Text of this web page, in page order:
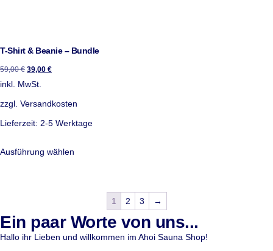
T-Shirt & Beanie – Bundle
59,00€ 39,00 €
inkl. MwSt.
zzgl. Versandkosten
Lieferzeit: 2-5 Werktage
Ausführung wählen
1 2 3 →
Ein paar Worte von uns...
Hallo ihr Lieben und willkommen im Ahoi Sauna Shop!